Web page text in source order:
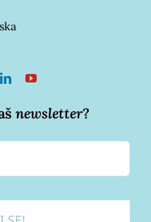
newsletter?